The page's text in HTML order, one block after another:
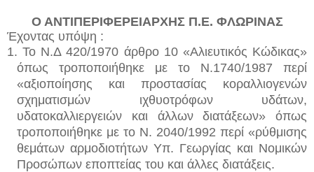
Ο ΑΝΤΙΠΕΡΙΦΕΡΕΙΑΡΧΗΣ Π.Ε. ΦΛΩΡΙΝΑΣ
Έχοντας υπόψη :
1.Το Ν.Δ 420/1970 άρθρο 10 «Αλιευτικός Κώδικας»
όπως τροποποιήθηκε με το Ν.1740/1987 περί
«αξιοποίησης και προστασίας κοραλλιογενών
σχηματισμών ιχθυοτρόφων υδάτων,
υδατοκαλλιεργειών και άλλων διατάξεων» όπως
τροποποιήθηκε με το Ν. 2040/1992 περί «ρύθμισης
θεμάτων αρμοδιοτήτων Υπ. Γεωργίας και Νομικών
Προσώπων εποπτείας του και άλλες διατάξεις.